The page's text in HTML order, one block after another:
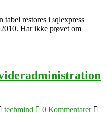
tabel restores i sqlexpress
Har ikke prøvet om
techmind
0 Kommentarer